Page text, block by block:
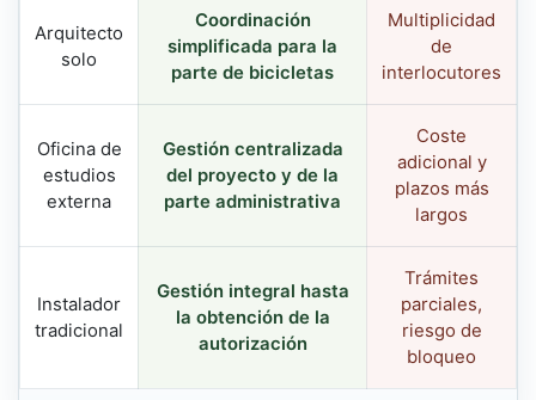
Arquitecto
solo
Coordinación
simplificada para la
parte de bicicletas
Multiplicidad
de
interlocutores
Oficina de
estudios
externa
Gestión centralizada
del proyecto y de la
parte administrativa
Coste
adicional y
plazos más
largos
Instalador
tradicional
Gestión integral hasta
la obtención de la
autorización
Trámites
parciales,
riesgo de
bloqueo